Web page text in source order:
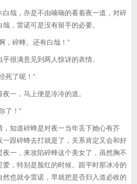
哉，亦是不由喃喃的看着夜一道，对碎
，雷诺可是没有留手的必要。
碎蜂。还有白哉！”
满意见到两人惊讶的表情。
了呢！”
，马上便是冷冷的道。
了！”
知道碎蜂是对夜一当年丢下她心有芥
跟碎蜂去打就是了，关系肯定又会和好
夜一，来攻陷碎蜂这个美女了，虽然胸不
，特别是脸红的时候。跟平时那冰冷的
也就令雷诺，早就把是否归入道必收的